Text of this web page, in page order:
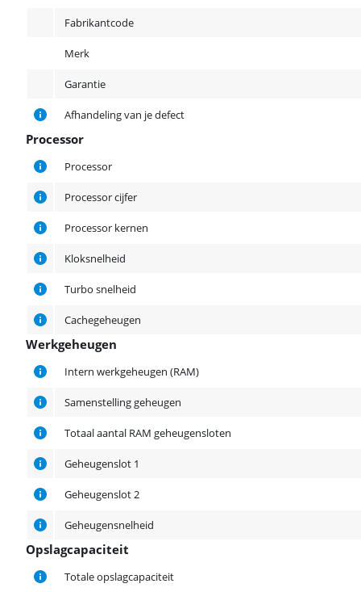
Fabrikantcode
Merk
Garantie
Afhandeling van je defect
Processor
Processor
Processor
Processor cijfer
Processor kernen
Kloksnelheid
Turbo snelheid
Cachegeheugen
Werkgeheugen
Werkgeheugen
Intern werkgeheugen (RAM)
Samenstelling geheugen
Totaal aantal RAM geheugensloten
Geheugenslot 1
Geheugenslot 2
Geheugensnelheid
Opslagcapaciteit
Opslagcapaciteit
Totale opslagcapaciteit